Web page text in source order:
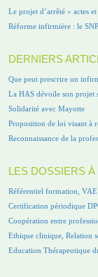
Le projet d’arrêté « actes
Réforme infirmière : le
DERNIERS
Que peut prescrire un
La HAS dévoile son projet
Solidarité avec Mayotte
Proposition de loi visant à
Reconnaissance de la
LES DOSSIERS
Référentiel formation,
Certification périodique
Coopération entre
Ethique clinique, Relation
Education Thérapeutique